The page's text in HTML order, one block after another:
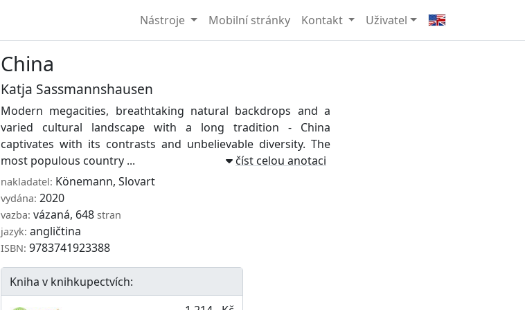
Nástroje Mobilní stránky Kontakt Uživatel
China
Katja Sassmannshausen
Modern megacities, breathtaking natural backdrops and a
varied cultural landscape with a long tradition - China
captivates with its contrasts and unbelievable diversity. The
most populous country ...
číst celou anotaci
nakladatel: Könemann, Slovart
vydána: 2020
vazba: vázaná, 648 stran
jazyk: angličtina
ISBN: 9783741923388
Kniha v knihkupectvích: